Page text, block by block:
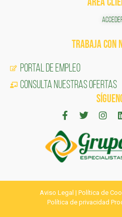
TRABAJA CON
Portal de Empleo
CONSULTA NUESTRAS OFERTAS
Aviso Legal | Política de
Política de privacidad